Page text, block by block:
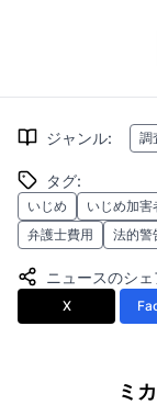
ジャンル: 調
タグ:
いじめ いじめ加害
弁護士費用
法的警
ニュースのシェ
X
ミ